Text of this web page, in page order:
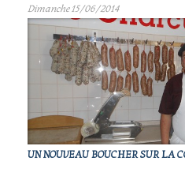
Dimanche 15/06/2014
UN NOUVEAU BOUCHER SUR LA